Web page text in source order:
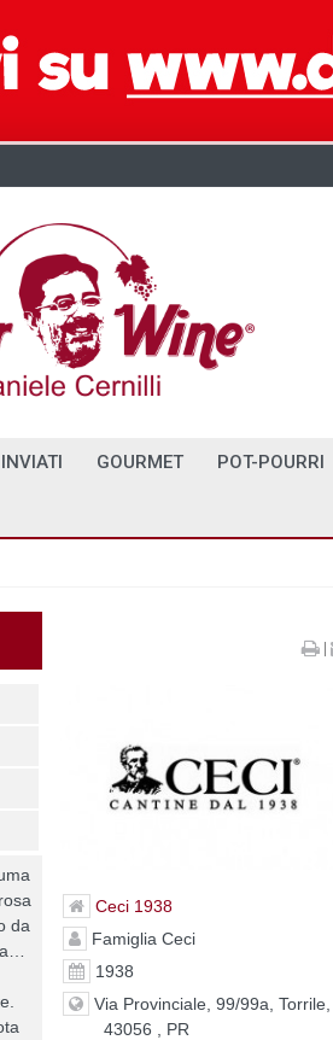
GOURMET POT-POURRI
da
|
Ceci 1938
Famiglia Ceci
1938
Via Provinciale, 99/99a, Torrile,
43056 , PR